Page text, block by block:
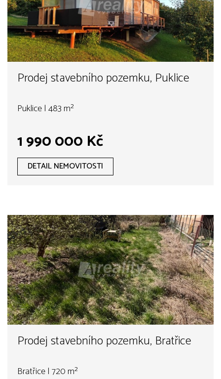
Prodej stavebního pozemku, Puklice
Puklice | 483 m²
1 990 000 Kč
DETAIL NEMOVITOSTI
Prodej stavebního pozemku, Bratřice
Bratřice | 720 m²